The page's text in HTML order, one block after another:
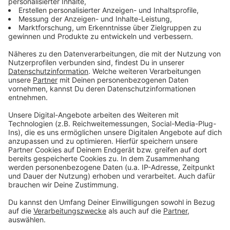
Anzeige
Ihr könnt selbst die Stangen bei Katariina mieten. Alle
Infos dazu gibt es bei Vergiss mein nicht auf der
Website.
Anzeige
Oceansafe - Meere säubern aus Krefeld
Anzeige
Kleidung muss biologisch abbaubar sein, sagt
Oceansafe.Eine Firma aus der Schweiz, die aber auch